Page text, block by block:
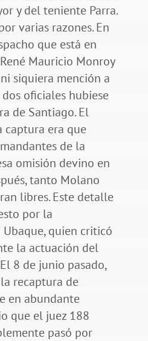
y del teniente Parra.
varias razones. En
que está en
Mauricio Monroy
siquiera mención a
oficiales hubiese
de Santiago. El
captura era que
de la
omisión devino en
tanto Molano
libres. Este detalle
por la
quien criticó
la actuación del
8 de junio pasado,
recaptura de
en abundante
que el juez 188
pasó por